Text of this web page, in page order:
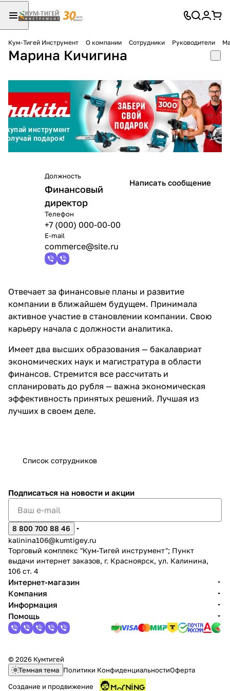
Кум-Тигей Инструмент О компании Сотрудники Руководители
Марина Кичигина
Должность
Финансовый
директор
Телефон
+7 (000) 000-00-00
E-mail
commerce@site.ru
Написать сообщение
Отвечает за финансовые планы и развитие
компании в ближайшем будущем. Принимала
активное участие в становлении компании. Свою
карьеру начала с должности аналитика.
Имеет два высших образования — бакалавриат
экономических наук и магистратура в области
финансов. Стремится все рассчитать и
спланировать до рубля — важна экономическая
эффективность принятых решений. Лучшая из
лучших в своем деле.
Список сотрудников
Подписаться на новости и акции
8 800 700 88 46
kalinina106@kumtigey.ru
Торговый комплекс "Кум-Тигей инструмент"; Пункт
выдачи интернет заказов, г. Красноярск, ул. Калинина,
106 ст. 4
Интернет-магазин
Компания
Информация
Помощь
© 2026 Кумтигей
Темная тема Политики КонфиденциальностиОферта
Создание и продвижение
Для клиентов всех банков
Разбейте
оплату на части
без переплат
Добавляйте товары
в корзину
Оплачивайте сегодня только
25% картой любого банка
выбранный способом
Оставшиеся75% будут
списыватьсяс вашей карты
по25%каждые 2 недели
Подробнее
раз в 2
недели
Остались вопросы?
8 800 302-02-51
plait.ru